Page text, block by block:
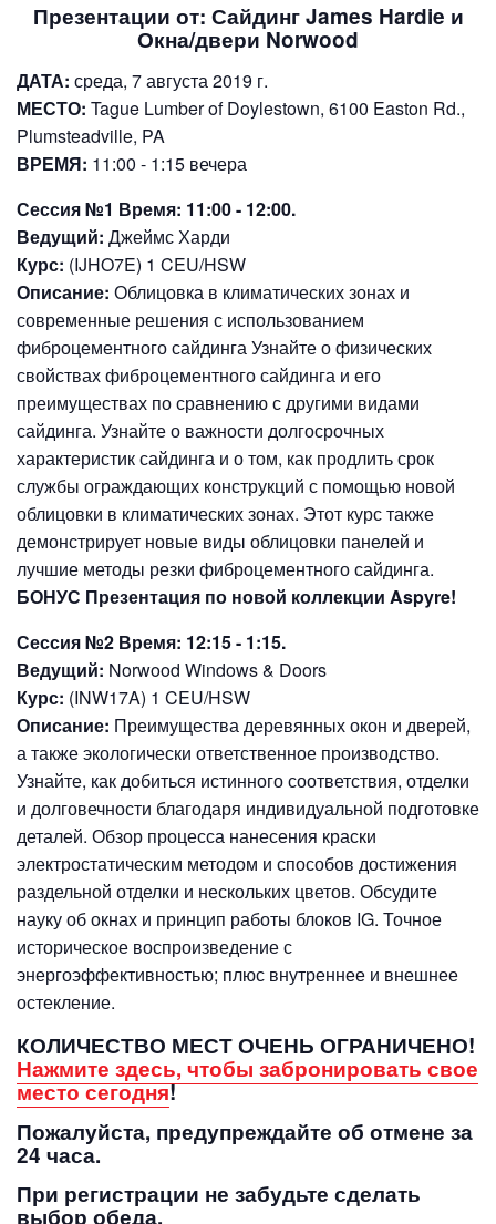
Презентации от: Сайдинг James Hardie и
Окна/двери Norwood
ДАТА: среда, 7 августа 2019 г.
МЕСТО: Tague Lumber of Doylestown, 6100 Easton Rd.,
Plumsteadville, PA
ВРЕМЯ: 11:00 - 1:15 вечера
Сессия №1 Время: 11:00 - 12:00.
Ведущий: Джеймс Харди
Курс: (IJHO7E) 1 CEU/HSW
Описание: Облицовка в климатических зонах и
современные решения с использованием
фиброцементного сайдинга Узнайте о физических
свойствах фиброцементного сайдинга и его
преимуществах по сравнению с другими видами
сайдинга. Узнайте о важности долгосрочных
характеристик сайдинга и о том, как продлить срок
службы ограждающих конструкций с помощью новой
облицовки в климатических зонах. Этот курс также
демонстрирует новые виды облицовки панелей и
лучшие методы резки фиброцементного сайдинга.
БОНУС Презентация по новой коллекции Aspyre!
Сессия №2 Время: 12:15 - 1:15.
Ведущий: Norwood Windows & Doors
Курс: (INW17A) 1 CEU/HSW
Описание: Преимущества деревянных окон и дверей,
а также экологически ответственное производство.
Узнайте, как добиться истинного соответствия, отделки
и долговечности благодаря индивидуальной подготовке
деталей. Обзор процесса нанесения краски
электростатическим методом и способов достижения
раздельной отделки и нескольких цветов. Обсудите
науку об окнах и принцип работы блоков IG. Точное
историческое воспроизведение с
энергоэффективностью; плюс внутреннее и внешнее
остекление.
КОЛИЧЕСТВО МЕСТ ОЧЕНЬ ОГРАНИЧЕНО!
Нажмите здесь, чтобы забронировать свое
место сегодня!
Пожалуйста, предупреждайте об отмене за
24 часа.
При регистрации не забудьте сделать
выбор обеда.